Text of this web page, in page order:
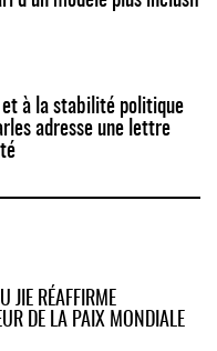
à la stabilité politique
adresse une lettre
JIE RÉAFFIRME
DE LA PAIX MONDIALE